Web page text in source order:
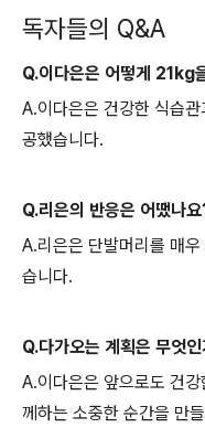
독자들의 Q&A
Q.이다은은 어떻게 21kg
A.이다은은 건강한 식습
공했습니다.
Q.리은의 반응은 어땠나
A.리은은 단발머리를 매
습니다.
Q.다가오는 계획은 무엇
A.이다은은 앞으로도 건
께하는 소중한 순간을 만